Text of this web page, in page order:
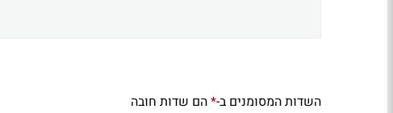
השדות המסומנים ב-*הם שדות חובה